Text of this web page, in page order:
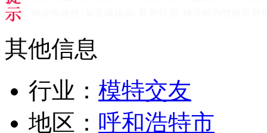
其他信息
行业： 模特交友
地区： 呼和浩特市